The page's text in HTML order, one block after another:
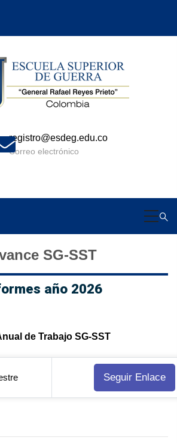
registro@esdeg.edu.co
Correo electrónico
SG-SST
año 2026
de Trabajo SG-SST
Seguir Enlace